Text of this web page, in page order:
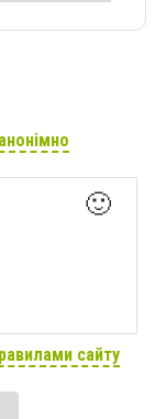
🙂
сайту